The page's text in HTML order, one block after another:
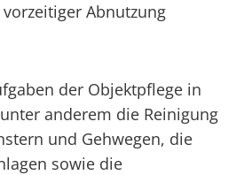
Abnutzung
der Objektpflege in
anderem die Reinigung
und Gehwegen, die
sowie die